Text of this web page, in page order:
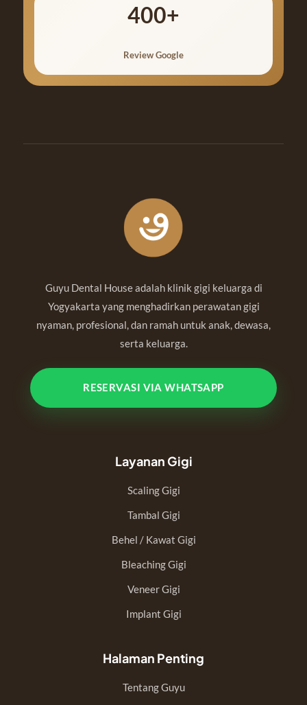
400+
Review Google
Guyu Dental House adalah klinik gigi keluarga di
Yogyakarta yang menghadirkan perawatan gigi
nyaman, profesional, dan ramah untuk anak, dewasa,
serta keluarga.
RESERVASI VIA WHATSAPP
Layanan Gigi
Scaling Gigi
Tambal Gigi
Behel / Kawat Gigi
Bleaching Gigi
Veneer Gigi
Implant Gigi
Halaman Penting
Tentang Guyu